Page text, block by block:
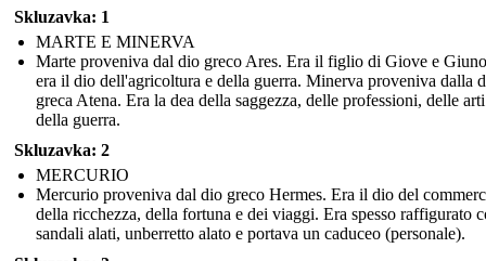
Skluzavka: 1
MARTE E MINERVA
Marte proveniva dal dio greco Ares. Era il figlio di Giove e
era il dio dell'agricoltura e della guerra. Minerva proveniva dalla
greca Atena. Era la dea della saggezza, delle professioni, delle
della guerra.
Skluzavka: 2
MERCURIO
Mercurio proveniva dal dio greco Hermes. Era il dio del
della ricchezza, della fortuna e dei viaggi. Era spesso raffigurato
sandali alati, unberretto alato e portava un caduceo (personale).